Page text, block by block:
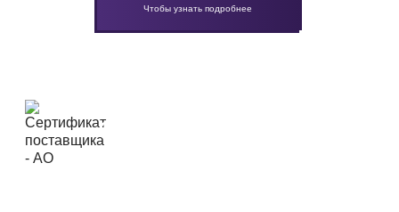
Чтобы узнать подробнее
ОТВЕТЬТЕ НА 5